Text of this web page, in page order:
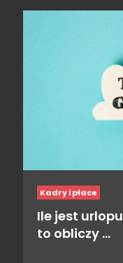
Kadry i płace
Ile jest
to obliczy …